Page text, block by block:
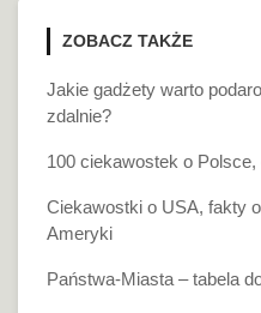
ZOBACZ TAKŻE
Jakie gadżety warto
zdalnie?
100 ciekawostek o
Ciekawostki o USA, fakty
Ameryki
Państwa-Miasta – tabela